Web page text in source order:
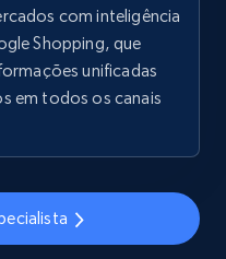
using
Seller rating,
com inteligência
Shopping, que
unificadas
em todos os canais